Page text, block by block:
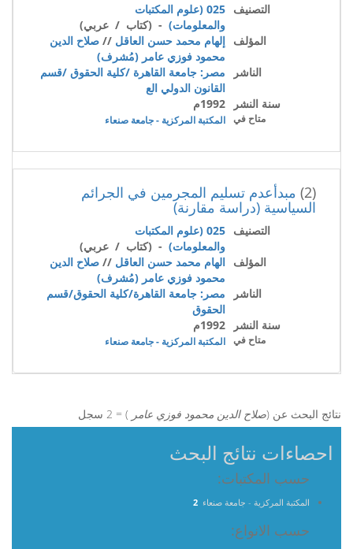
التصنيف
025 (علوم المكتبات
والمعلومات) - (كتاب / عربي)
المؤلف إلهام محمد حسن العاقل // صلاح الدين
محمود فوزي عامر (مُشرف)
الناشر
مصر: جامعة القاهرة /كلية الحقوق /قسم
القانون الدولي الع
سنة النشر
1992م
متاح في المكتبة المركزية - جامعة صنعاء
(2) مبدأعدم تسليم المجرمين في الجرائم
السياسية (دراسة مقارنة)
التصنيف
025 (علوم المكتبات
والمعلومات) - (كتاب / عربي)
المؤلف الهام محمد حسن العاقل // صلاح الدين
محمود فوزي عامر (مُشرف)
الناشر
مصر: جامعة القاهرة/كلية الحقوق/قسم
الحقوق
سنة النشر
1992م
متاح في المكتبة المركزية - جامعة صنعاء
نتائج البحث عن (صلاح الدين محمود فوزي عامر ) = 2 سجل
احصاءات نتائج البحث
حسب المكتبات:
المكتبة المركزية - جامعة صنعاء 2
حسب الانواع: